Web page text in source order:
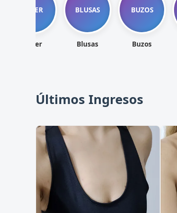
BIKER
Biker
BLUSAS
Blusas
BUZOS
Buzos
Últimos Ingresos